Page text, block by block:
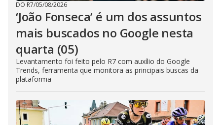
DO R7/05/08/2026
‘João Fonseca’ é um dos assuntos
mais buscados no Google nesta
quarta (05)
Levantamento foi feito pelo R7 com auxílio do Google
Trends, ferramenta que monitora as principais buscas da
plataforma